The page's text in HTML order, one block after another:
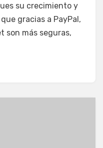
su crecimiento y
gracias a PayPal,
son más seguras,